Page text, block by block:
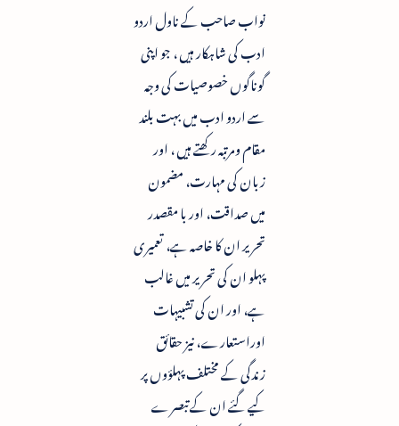
نواب صاحب کے ناول اردو
ادب کی شاہکار ہیں ، جو اپنى
گوناگوں خصوصیات کی وجہ
سے اردو ادب میں بہت بلند
مقام ومرتبہ رکھتے ہیں ، اور
زبان کی مہارت، مضمون
میں صداقت، اور با مقصدر
تحریر ان کا خاصہ ہے، تعمیرى
پہلو ان کی تحریر میں غالب
ہے، اور ان کی تشبیہات
اوراستعارے، نیز حقائق
زندگی کے مختلف پہلؤوں پر
کیے گئے ان کے تبصرے